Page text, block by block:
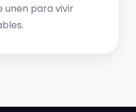
unen para vivir